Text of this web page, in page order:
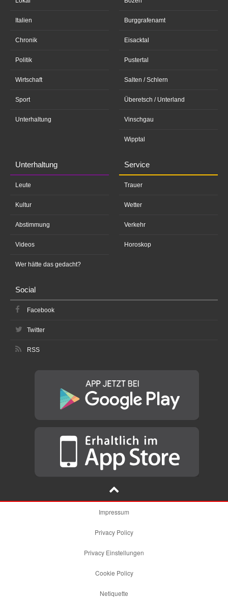
Italien
Chronik
Politik
Wirtschaft
Sport
Unterhaltung
Burggrafenamt
Eisacktal
Pustertal
Salten / Schlern
Überetsch / Unterland
Vinschgau
Wipptal
Unterhaltung
Leute
Kultur
Abstimmung
Videos
Wer hätte das gedacht?
Service
Trauer
Wetter
Verkehr
Horoskop
Social
Facebook
Twitter
RSS
Impressum
Privacy Policy
Privacy Einstellungen
Cookie Policy
Netiquette